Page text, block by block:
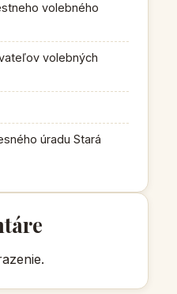
volebného
volebných
úradu Stará